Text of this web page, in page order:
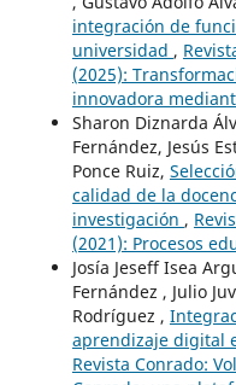
integración de
universidad ,
(2025):
innovadora
Sharon Diznarda
Fernández, Jesús
Ponce Ruiz,
calidad de la
investigación ,
(2021): Procesos
Josía Jeseff Isea
Fernández , Julio
Rodríguez ,
aprendizaje digital
Revista Conrado: